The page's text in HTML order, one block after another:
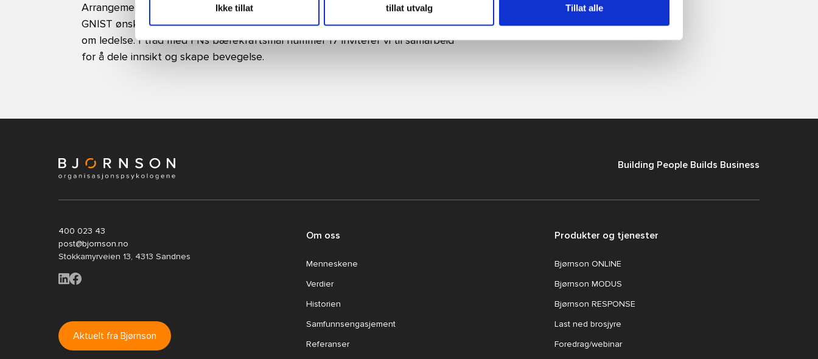
Ikke tillat tillat utvalg Tillat alle
Arrangementet er en del avGNIST-uken
2025, 3. - 7. november: Gjennom
GNIST ønsker ledende kompetanseorganisasjoner å dele innsikt og kunnskap
om ledelse. I tråd med FNs bærekraftsmål nummer 17 inviterer vi til samarbeid
for å dele innsikt og skape bevegelse.
Building People Builds Business
400 023 43
post@bjornson.no
Stokkamyrveien 13, 4313 Sandnes
Aktuelt fra Bjørnson
Om oss
Menneskene
Verdier
Historien
Samfunnsengasjement
Referanser
Produkter og tjenester
Bjørnson ONLINE
Bjørnson MODUS
Bjørnson RESPONSE
Last ned brosjyre
Foredrag/webinar